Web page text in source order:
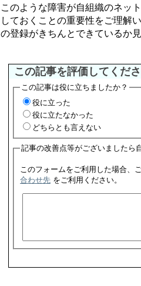
このような障害が自組織のネッ
しておくことの重要性をご理解
の登録がきちんとできているか
この記事を評価してくだ
この記事は役に立ちましたか？
役に立った
役に立たなかった
どちらとも言えない
記事の改善点等がございましたら
合わせ先 をご利用ください。